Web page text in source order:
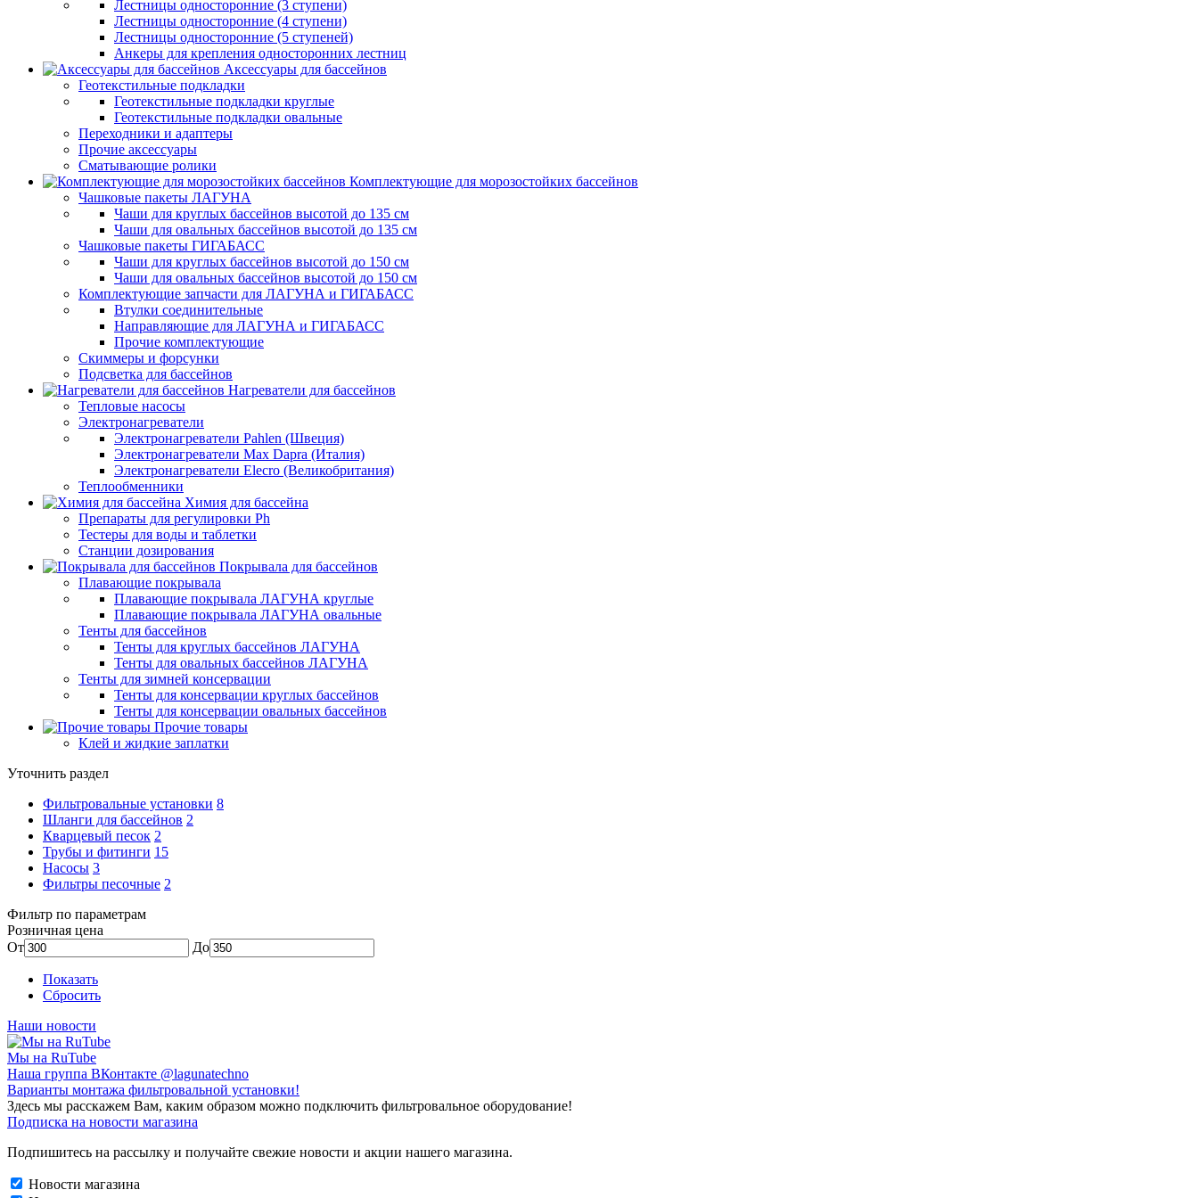
Лестницы односторонние (3 ступени)
Лестницы односторонние (4 ступени)
Лестницы односторонние (5 ступеней)
Анкеры для крепления односторонних лестниц
Аксессуары для бассейнов
Геотекстильные подкладки
Геотекстильные подкладки круглые
Геотекстильные подкладки овальные
Переходники и адаптеры
Прочие аксессуары
Сматывающие ролики
Комплектующие для морозостойких бассейнов
Чашковые пакеты ЛАГУНА
Чаши для круглых бассейнов высотой до 135 см
Чаши для овальных бассейнов высотой до 135 см
Чашковые пакеты ГИГАБАСС
Чаши для круглых бассейнов высотой до 150 см
Чаши для овальных бассейнов высотой до 150 см
Комплектующие запчасти для ЛАГУНА и ГИГАБАСС
Втулки соединительные
Направляющие для ЛАГУНА и ГИГАБАСС
Прочие комплектующие
Скиммеры и форсунки
Подсветка для бассейнов
Нагреватели для бассейнов
Тепловые насосы
Электронагреватели
Электронагреватели Pahlen (Швеция)
Электронагреватели Max Dapra (Италия)
Электронагреватели Elecro (Великобритания)
Теплообменники
Химия для бассейна
Препараты для регулировки Ph
Тестеры для воды и таблетки
Станции дозирования
Покрывала для бассейнов
Плавающие покрывала
Плавающие покрывала ЛАГУНА круглые
Плавающие покрывала ЛАГУНА овальные
Тенты для бассейнов
Тенты для круглых бассейнов ЛАГУНА
Тенты для овальных бассейнов ЛАГУНА
Тенты для зимней консервации
Тенты для консервации круглых бассейнов
Тенты для консервации овальных бассейнов
Прочие товары
Клей и жидкие заплатки
Уточнить раздел
Фильтровальные установки 8
Шланги для бассейнов 2
Кварцевый песок 2
Трубы и фитинги 15
Насосы 3
Фильтры песочные 2
Фильтр по параметрам
Розничная цена
От
До
Показать
Сбросить
Наши новости
Мы на RuTube
Наша группа ВКонтакте @lagunatechno
Варианты монтажа фильтровальной установки!
Здесь мы расскажем Вам, каким образом можно подключить фильтровальное оборудование!
Подписка на новости магазина
Подпишитесь на рассылку и получайте свежие новости и акции нашего магазина.
Новости магазина